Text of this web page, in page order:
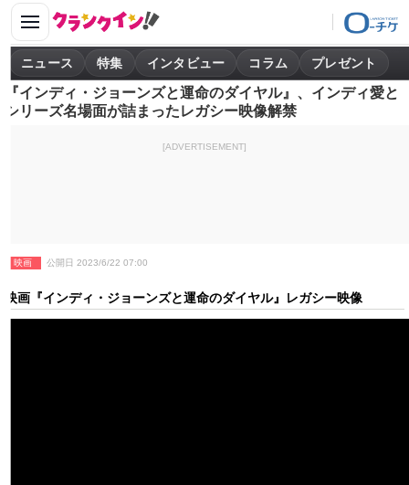
ニュース 特集 インタビュー コラム プレゼント
『インディ・ジョーンズと運命のダイヤル』、インディ愛と
シリーズ名場面が詰まったレガシー映像解禁
[ADVERTISEMENT]
映画 公開日 2023/6/22 07:00
映画『インディ・ジョーンズと運命のダイヤル』レガシー映像